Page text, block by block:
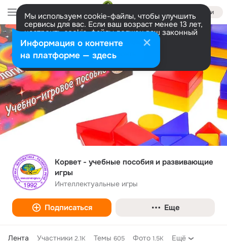
Войти
Мы используем cookie-файлы, чтобы улучшить
сервисы для вас. Если ваш возраст менее 13 лет,
настроить cookie-файлы должен ваш законный
представитель. Больше информации
Разрешить все Настроить
Корвет - учебные пособия и развивающие
игры
Интеллектуальные игры
Подписаться Еще
Лента Участники 2.1K Темы 605 Фото 1.5K Ещё
Информация о контенте
на платформе — здесь